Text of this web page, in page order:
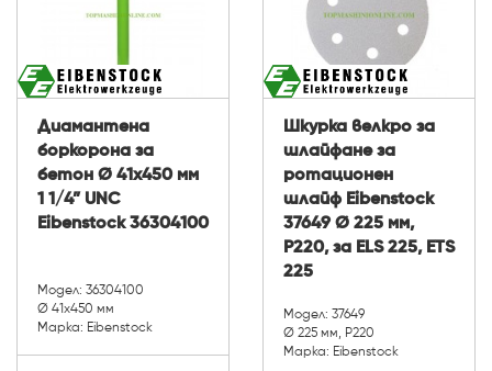
Диамантена
боркорона за
бетон Ø 41x450 мм
1 1/4” UNC
Eibenstock 36304100
Модел: 36304100
Ø 41x450 мм
Марка: Eibenstock
Шкурка велкро за
шлайфане за
ротационен
шлайф Eibenstock
37649 Ø 225 мм,
P220, за ELS 225, ETS
225
Модел: 37649
Ø 225 мм, P220
Марка: Eibenstock